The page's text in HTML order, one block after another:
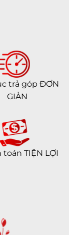
trả góp ĐƠN
GIẢN
toán TIỆN LỢI